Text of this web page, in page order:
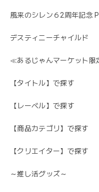
風来のシレン６2周年記念
デスティニーチャイルド
≪あるじゃんマーケット
【タイトル】で探す
【レーベル】で探す
【商品カテゴリ】で探す
【クリエイター】で探す
～推し活グッズ～